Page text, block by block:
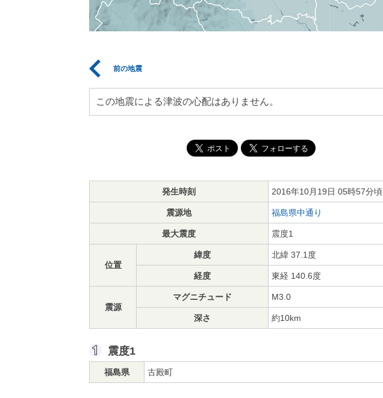
前の地震
この地震による津波の心配はありません。
発生時刻 2016年10月19日 05時57分頃
震源地 福島県中通り
最大震度 震度1
位置
緯度 北緯 37.1度
経度 東経 140.6度
震源
マグニチュード M3.0
深さ 約10km
震度1
福島県 古殿町